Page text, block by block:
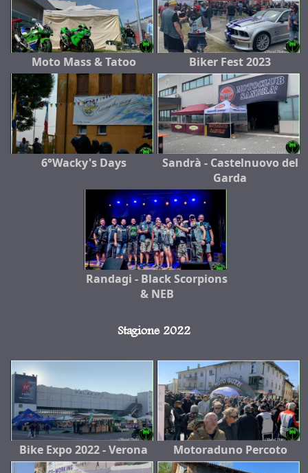
Moto Mass & Tatoo Biker Fest 2023
6°Wacky's Days
Sandrà - Castelnuovo del
Garda
Randagi - Black Scorpions
& NEB
Stagione 2022
Bike Expo 2022 - Verona Motoraduno Percoto